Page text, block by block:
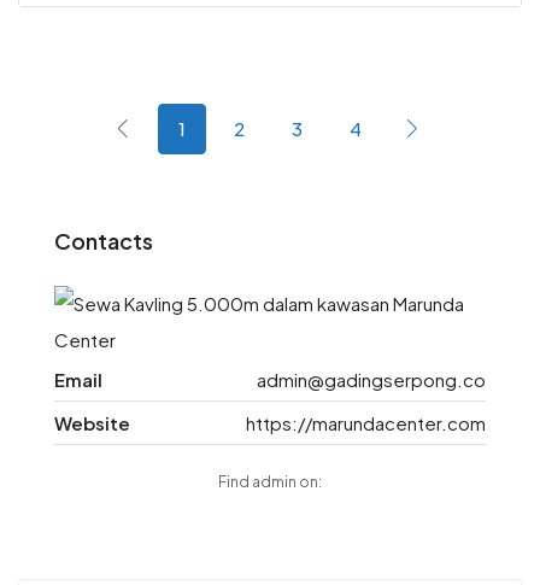
1 2 3 4
Contacts
Email
admin@gadingserpong.co
Website
https://marundacenter.com
Find admin on: